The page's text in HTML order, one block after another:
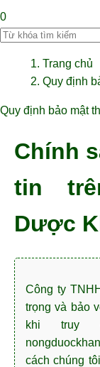
0
Trang chủ
Quy định
Quy định bảo mật
Chính
tin
Dược
Công ty
trọng và bảo
khi truy
cách chúng